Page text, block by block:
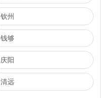
钦州
钱够
庆阳
清远